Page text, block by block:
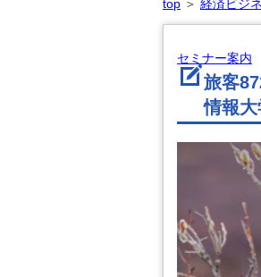
top＞ 経済ビジ
セミナー案内
旅客
情報大